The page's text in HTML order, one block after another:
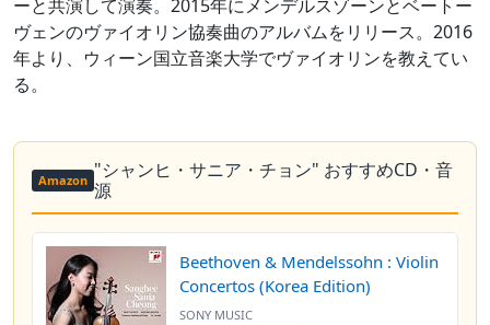
ーと共演して演奏。2015年にメンデルスゾーンとベートー
ヴェンのヴァイオリン協奏曲のアルバムをリリース。2016
年より、ウィーン国立音楽大学でヴァイオリンを教えてい
る。
Amazon "シャンヒ・サニア・チョン" おすすめCD・音
源
Beethoven & Mendelssohn : Violin
Concertos (Korea Edition)
SONY MUSIC